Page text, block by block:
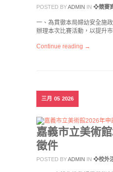
POSTED BYADMIN IN ❖競賽
一、為貫徹本局婦幼安全施
辦理本次比賽活動，以提升
Continue reading →
三月 05 2026
嘉義市立美術
徵件
POSTED BYADMIN IN ❖校外